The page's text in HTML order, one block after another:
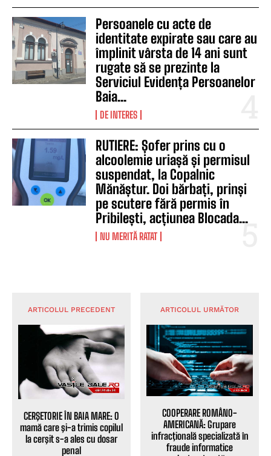
Persoanele cu acte de
identitate expirate sau care au
împlinit vârsta de 14 ani sunt
rugate să se prezinte la
Serviciul Evidența Persoanelor
Baia...
DE INTERES
RUTIERE: Șofer prins cu o
alcoolemie uriașă și permisul
suspendat, la Copalnic
Mănăștur. Doi bărbați, prinși
pe scutere fără permis în
Pribilești, acțiunea Blocada...
NU MERITĂ RATAT
ARTICOLUL PRECEDENT
CERŞETORIE ÎN BAIA MARE: O
mamă care şi-a trimis copilul
la cerşit s-a ales cu dosar
penal
ARTICOLUL URMĂTOR
COOPERARE ROMÂNO-
AMERICANĂ: Grupare
infracţională specializată în
fraude informatice